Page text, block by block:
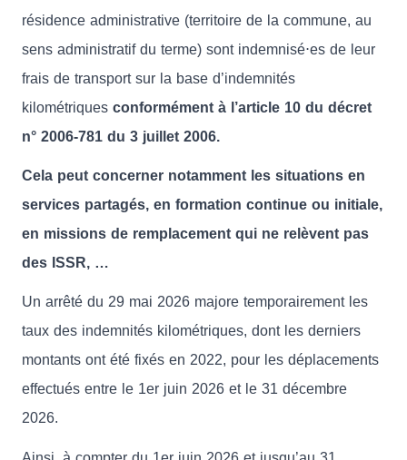
résidence administrative (territoire de la commune, au
sens administratif du terme) sont indemnisé⋅es de leur
frais de transport sur la base d’indemnités
kilométriques conformément à l’article 10 du décret
n° 2006-781 du 3 juillet 2006.
Cela peut concerner notamment les situations en
services partagés, en formation continue ou initiale,
en missions de remplacement qui ne relèvent pas
des ISSR, …
Un arrêté du 29 mai 2026 majore temporairement les
taux des indemnités kilométriques, dont les derniers
montants ont été fixés en 2022, pour les déplacements
effectués entre le 1er juin 2026 et le 31 décembre
2026.